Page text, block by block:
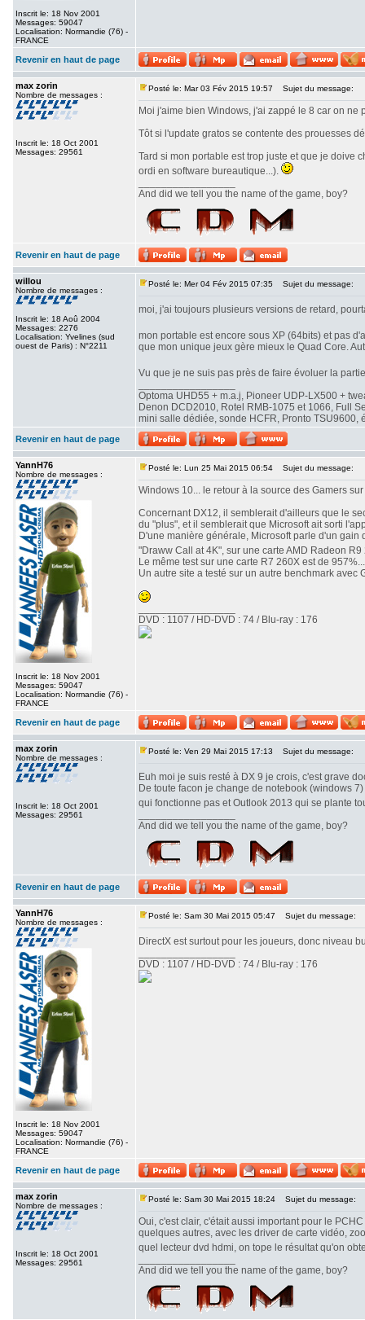
Inscrit le: 18 Nov 2001
Messages: 59047
Localisation: Normandie (76) -
FRANCE
Revenir en haut de page
max zorin
Nombre de messages :
Inscrit le: 18 Oct 2001
Messages: 29561
Posté le: Mar 03 Fév 2015 19:57 Sujet du message:
Moi j'aime bien Windows, j'ai zappé le 8 car on
Tôt si l'update gratos se contente des prouesses
Tard si mon portable est trop juste et que je doive
ordi en software bureautique...).
And did we tell you the name of the game, boy?
Revenir en haut de page
willou
Nombre de messages :
Inscrit le: 18 Aoû 2004
Messages: 2276
Localisation: Yvelines (sud
ouest de Paris) : N°2211
Posté le: Mer 04 Fév 2015 07:35 Sujet du message:
moi, j'ai toujours plusieurs versions de retard,
mon portable est encore sous XP (64bits) et pas
que mon unique jeux gère mieux le Quad Core.
Vu que je ne suis pas près de faire évoluer la
Optoma UHD55 + m.a.j, Pioneer UDP-LX500 +
Denon DCD2010, Rotel RMB-1075 et 1066, Full
mini salle dédiée, sonde HCFR, Pronto TSU9600,
Revenir en haut de page
YannH76
Nombre de messages :
Inscrit le: 18 Nov 2001
Messages: 59047
Localisation: Normandie (76) -
FRANCE
Posté le: Lun 25 Mai 2015 06:54 Sujet du message:
Windows 10... le retour à la source des Gamers
Concernant DX12, il semblerait d'ailleurs que le
du "plus", et il semblerait que Microsoft ait sorti
D'une manière générale, Microsoft parle d'un
"Draww Call at 4K", sur une carte AMD Radeon
Le même test sur une carte R7 260X est de 957%...
Un autre site a testé sur un autre benchmark avec
DVD : 1107 / HD-DVD : 74 / Blu-ray : 176
Revenir en haut de page
max zorin
Nombre de messages :
Inscrit le: 18 Oct 2001
Messages: 29561
Posté le: Ven 29 Mai 2015 17:13 Sujet du message:
Euh moi je suis resté à DX 9 je crois, c'est grave
De toute facon je change de notebook (windows
qui fonctionne pas et Outlook 2013 qui se plante
And did we tell you the name of the game, boy?
Revenir en haut de page
YannH76
Nombre de messages :
Inscrit le: 18 Nov 2001
Messages: 59047
Localisation: Normandie (76) -
FRANCE
Posté le: Sam 30 Mai 2015 05:47 Sujet du message:
DirectX est surtout pour les joueurs, donc niveau
DVD : 1107 / HD-DVD : 74 / Blu-ray : 176
Revenir en haut de page
max zorin
Nombre de messages :
Inscrit le: 18 Oct 2001
Messages: 29561
Posté le: Sam 30 Mai 2015 18:24 Sujet du message:
Oui, c'est clair, c'était aussi important pour le
quelques autres, avec les driver de carte vidéo,
quel lecteur dvd hdmi, on tope le résultat qu'on
And did we tell you the name of the game, boy?